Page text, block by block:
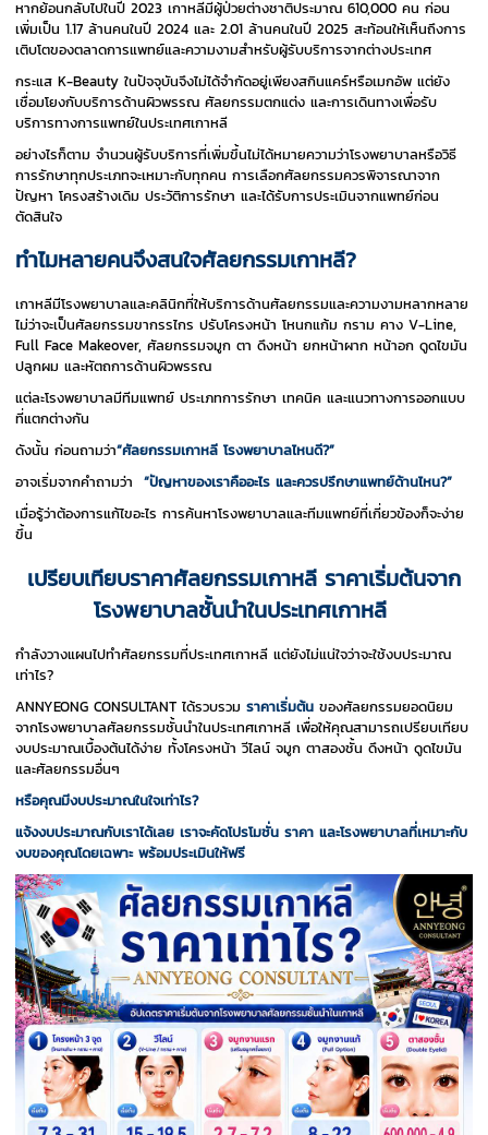
หากย้อนกลับไปในปี 2023 เกาหลีมีผู้ป่วยต่างชาติประมาณ 610,000 คน ก่อน
เพิ่มเป็น 1.17 ล้านคนในปี 2024 และ 2.01 ล้านคนในปี 2025 สะท้อนให้เห็นถึงการ
เติบโตของตลาดการแพทย์และความงามสำหรับผู้รับบริการจากต่างประเทศ
กระแส K-Beauty ในปัจจุบันจึงไม่ได้จำกัดอยู่เพียงสกินแคร์หรือเมกอัพ แต่ยัง
เชื่อมโยงกับบริการด้านผิวพรรณ ศัลยกรรมตกแต่ง และการเดินทางเพื่อรับ
บริการทางการแพทย์ในประเทศเกาหลี
อย่างไรก็ตาม จำนวนผู้รับบริการที่เพิ่มขึ้นไม่ได้หมายความว่าโรงพยาบาลหรือวิธี
การรักษาทุกประเภทจะเหมาะกับทุกคน การเลือกศัลยกรรมควรพิจารณาจาก
ปัญหา โครงสร้างเดิม ประวัติการรักษา และได้รับการประเมินจากแพทย์ก่อน
ตัดสินใจ
ทำไมหลายคนจึงสนใจศัลยกรรมเกาหลี?
เกาหลีมีโรงพยาบาลและคลินิกที่ให้บริการด้านศัลยกรรมและความงามหลากหลาย
ไม่ว่าจะเป็นศัลยกรรมขากรรไกร ปรับโครงหน้า โหนกแก้ม กราม คาง V-Line,
Full Face Makeover, ศัลยกรรมจมูก ตา ดึงหน้า ยกหน้าผาก หน้าอก ดูดไขมัน
ปลูกผม และหัตถการด้านผิวพรรณ
แต่ละโรงพยาบาลมีทีมแพทย์ ประเภทการรักษา เทคนิค และแนวทางการออกแบบ
ที่แตกต่างกัน
ดังนั้น ก่อนถามว่า“ศัลยกรรมเกาหลี โรงพยาบาลไหนดี?”
อาจเริ่มจากคำถามว่า“ปัญหาของเราคืออะไร และควรปรึกษาแพทย์ด้านไหน?”
เมื่อรู้ว่าต้องการแก้ไขอะไร การค้นหาโรงพยาบาลและทีมแพทย์ที่เกี่ยวข้องก็จะง่าย
ขึ้น
เปรียบเทียบราคาศัลยกรรมเกาหลี ราคาเริ่มต้นจาก
โรงพยาบาลชั้นนำในประเทศเกาหลี
กำลังวางแผนไปทำศัลยกรรมที่ประเทศเกาหลี แต่ยังไม่แน่ใจว่าจะใช้งบประมาณ
เท่าไร?
ANNYEONG CONSULTANT ได้รวบรวม ราคาเริ่มต้น ของศัลยกรรมยอดนิยม
จากโรงพยาบาลศัลยกรรมชั้นนำในประเทศเกาหลี เพื่อให้คุณสามารถเปรียบเทียบ
งบประมาณเบื้องต้นได้ง่าย ทั้งโครงหน้า วีไลน์ จมูก ตาสองชั้น ดึงหน้า ดูดไขมัน
และศัลยกรรมอื่นๆ
หรือคุณมีงบประมาณในใจเท่าไร?
แจ้งงบประมาณกับเราได้เลยเราจะคัดโปรโมชั่น ราคา และโรงพยาบาลที่เหมาะกับ
งบของคุณโดยเฉพาะ พร้อมประเมินให้ฟรี